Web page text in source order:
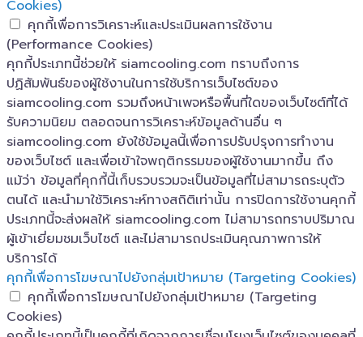
Cookies)
คุกกี้เพื่อการวิเคราะห์และประเมินผลการใช้งาน
(Performance Cookies)
คุกกี้ประเภทนี้ช่วยให้ siamcooling.com ทราบถึงการ
ปฏิสัมพันธ์ของผู้ใช้งานในการใช้บริการเว็บไซต์ของ
siamcooling.com รวมถึงหน้าเพจหรือพื้นที่ใดของเว็บไซต์ที่ได้
รับความนิยม ตลอดจนการวิเคราะห์ข้อมูลด้านอื่น ๆ
siamcooling.com ยังใช้ข้อมูลนี้เพื่อการปรับปรุงการทำงาน
ของเว็บไซต์ และเพื่อเข้าใจพฤติกรรมของผู้ใช้งานมากขึ้น ถึง
แม้ว่า ข้อมูลที่คุกกี้นี้เก็บรวบรวมจะเป็นข้อมูลที่ไม่สามารถระบุตัว
ตนได้ และนำมาใช้วิเคราะห์ทางสถิติเท่านั้น การปิดการใช้งานคุกกี้
ประเภทนี้จะส่งผลให้ siamcooling.com ไม่สามารถทราบปริมาณ
ผู้เข้าเยี่ยมชมเว็บไซต์ และไม่สามารถประเมินคุณภาพการให้
บริการได้
คุกกี้เพื่อการโฆษณาไปยังกลุ่มเป้าหมาย (Targeting Cookies)
คุกกี้เพื่อการโฆษณาไปยังกลุ่มเป้าหมาย (Targeting
Cookies)